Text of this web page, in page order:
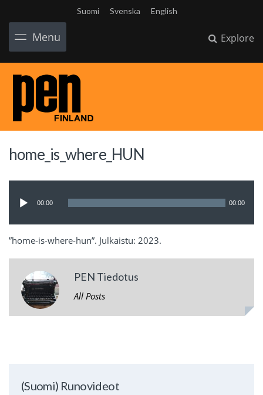
Suomi Svenska English
Menu Explore
home_is_where_HUN
00:00 00:00
”home-is-where-hun”. Julkaistu: 2023.
PEN Tiedotus
All Posts
(Suomi) Runovideot